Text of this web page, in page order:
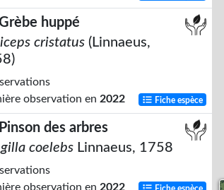
huppé
cristatus (Linnaeus,
observation en 2022 Fiche espèce
Pinson des arbres
coelebs Linnaeus, 1758
observation en 2022 Fiche espèce